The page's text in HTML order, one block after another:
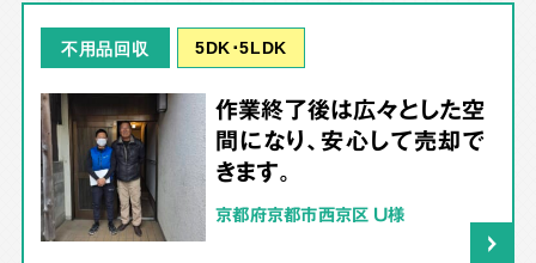
不用品回収 5DK･5LDK
作業終了後は広々とした空
間になり、安心して売却で
きます。
京都府京都市西京区 U様